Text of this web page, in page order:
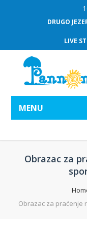
DRUGO
LIVE
MENU
Obrazac za
Obrazac za praćenje